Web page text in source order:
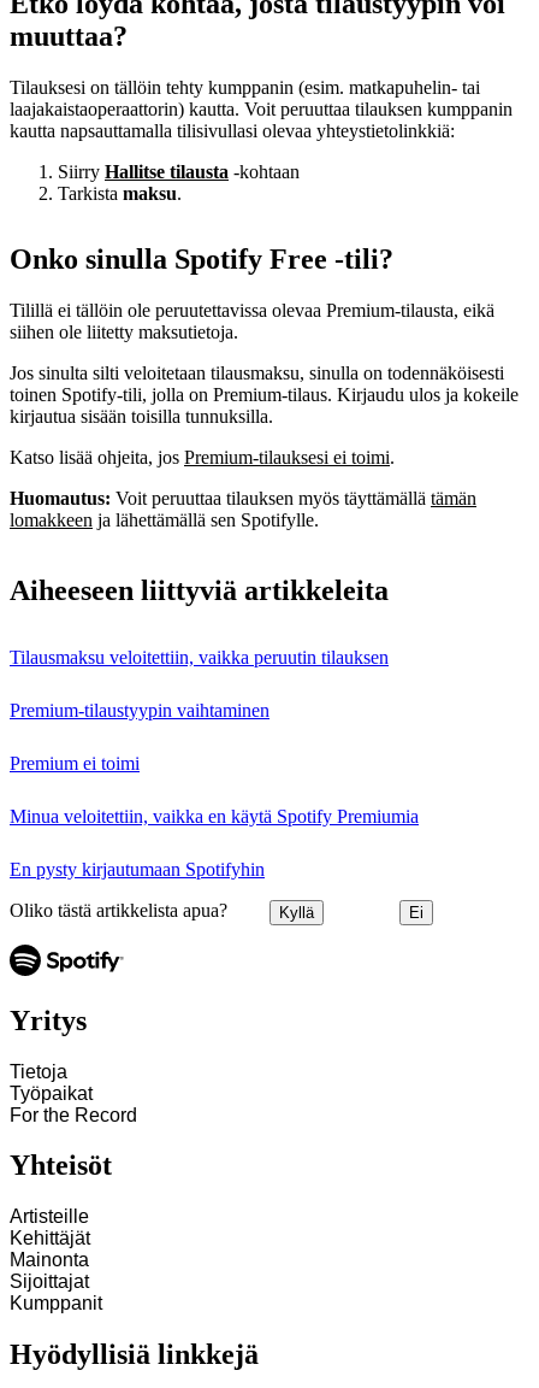
muuttaa?
Tilauksesi on tällöin tehty kumppanin (esim. matkapuhelin- tai
laajakaistaoperaattorin) kautta. Voit peruuttaa tilauksen kumppanin
kautta napsauttamalla tilisivullasi olevaa yhteystietolinkkiä:
Siirry Hallitse tilausta ‑kohtaan
Tarkista maksu.
Onko sinulla Spotify Free ‑tili?
Tilillä ei tällöin ole peruutettavissa olevaa Premium‑tilausta, eikä
siihen ole liitetty maksutietoja.
Jos sinulta silti veloitetaan tilausmaksu, sinulla on todennäköisesti
toinen Spotify-tili, jolla on Premium-tilaus. Kirjaudu ulos ja kokeile
kirjautua sisään toisilla tunnuksilla.
Katso lisää ohjeita, jos Premium-tilauksesi ei toimi.
Huomautus: Voit peruuttaa tilauksen myös täyttämällä tämän
lomakkeen ja lähettämällä sen Spotifylle.
Aiheeseen liittyviä artikkeleita
Tilausmaksu veloitettiin, vaikka peruutin tilauksen
Premium-tilaustyypin vaihtaminen
Premium ei toimi
Minua veloitettiin, vaikka en käytä Spotify Premiumia
En pysty kirjautumaan Spotifyhin
Oliko tästä artikkelista apua? Kyllä Ei
Yritys
Tietoja
Työpaikat
For the Record
Yhteisöt
Artisteille
Kehittäjät
Mainonta
Sijoittajat
Kumppanit
Hyödyllisiä linkkejä